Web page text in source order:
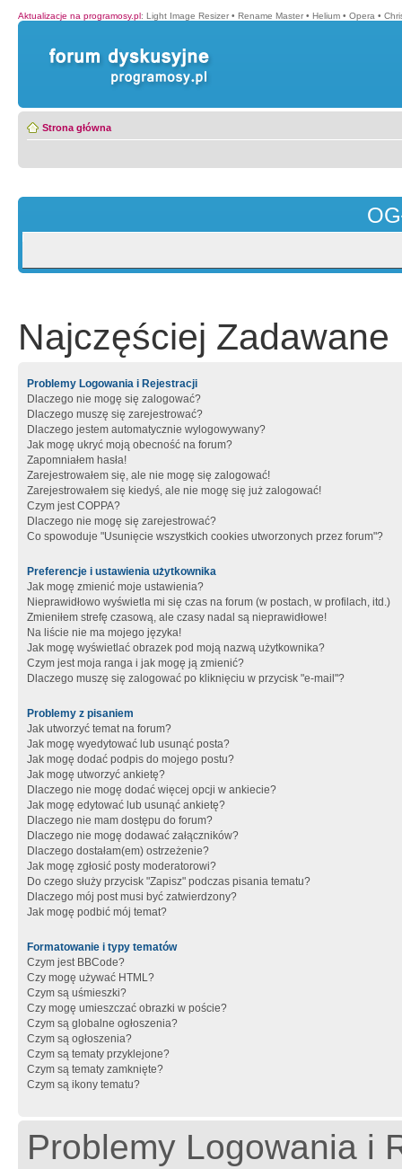
Aktualizacje na programosy.pl: Light Image Resizer • Rename Master • Helium • Opera •
Strona główna
Najczęściej Zadawane
Problemy Logowania i Rejestracji
Dlaczego nie mogę się zalogować?
Dlaczego muszę się zarejestrować?
Dlaczego jestem automatycznie wylogowywany?
Jak mogę ukryć moją obecność na forum?
Zapomniałem hasła!
Zarejestrowałem się, ale nie mogę się zalogować!
Zarejestrowałem się kiedyś, ale nie mogę się już zalogować!
Czym jest COPPA?
Dlaczego nie mogę się zarejestrować?
Co spowoduje "Usunięcie wszystkich cookies utworzonych przez forum"?
Preferencje i ustawienia użytkownika
Jak mogę zmienić moje ustawienia?
Nieprawidłowo wyświetla mi się czas na forum (w postach, w profilach, itd.)
Zmieniłem strefę czasową, ale czasy nadal są nieprawidłowe!
Na liście nie ma mojego języka!
Jak mogę wyświetlać obrazek pod moją nazwą użytkownika?
Czym jest moja ranga i jak mogę ją zmienić?
Dlaczego muszę się zalogować po kliknięciu w przycisk "e-mail"?
Problemy z pisaniem
Jak utworzyć temat na forum?
Jak mogę wyedytować lub usunąć posta?
Jak mogę dodać podpis do mojego postu?
Jak mogę utworzyć ankietę?
Dlaczego nie mogę dodać więcej opcji w ankiecie?
Jak mogę edytować lub usunąć ankietę?
Dlaczego nie mam dostępu do forum?
Dlaczego nie mogę dodawać załączników?
Dlaczego dostałam(em) ostrzeżenie?
Jak mogę zgłosić posty moderatorowi?
Do czego służy przycisk "Zapisz" podczas pisania tematu?
Dlaczego mój post musi być zatwierdzony?
Jak mogę podbić mój temat?
Formatowanie i typy tematów
Czym jest BBCode?
Czy mogę używać HTML?
Czym są uśmieszki?
Czy mogę umieszczać obrazki w poście?
Czym są globalne ogłoszenia?
Czym są ogłoszenia?
Czym są tematy przyklejone?
Czym są tematy zamknięte?
Czym są ikony tematu?
Problemy Logowania i